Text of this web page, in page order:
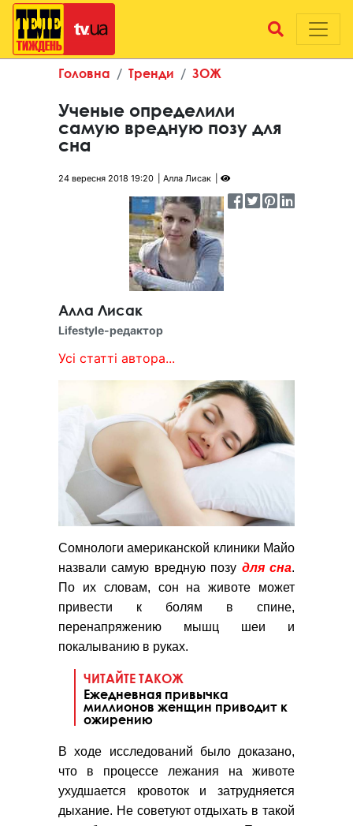
Головна Тренди ЗОЖ
Ученые определили
самую вредную позу для
сна
24 вересня 2018 19:20 Алла Лисак
Алла Лисак
Lifestyle-редактор
Усі статті автора...
Сомнологи американской клиники Майо
назвали самую вредную позу для сна.
По их словам, сон на животе может
привести к болям в спине,
перенапряжению мышц шеи и
покалыванию в руках.
ЧИТАЙТЕ ТАКОЖ
Ежедневная привычка
миллионов женщин приводит к
ожирению
В ходе исследований было доказано,
что в процессе лежания на животе
ухудшается кровоток и затрудняется
дыхание. Не советуют отдыхать в такой